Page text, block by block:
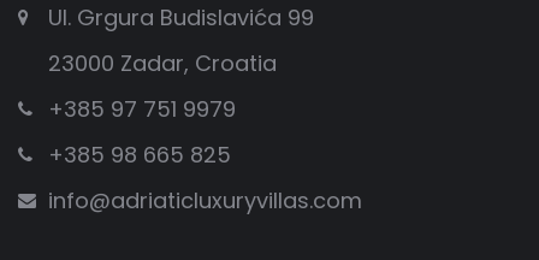
Ul. Grgura Budislavića 99
23000 Zadar, Croatia
+385 97 751 9979
+385 98 665 825
info@adriaticluxuryvillas.com